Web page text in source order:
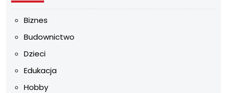
Biznes
Budownictwo
Dzieci
Edukacja
Hobby